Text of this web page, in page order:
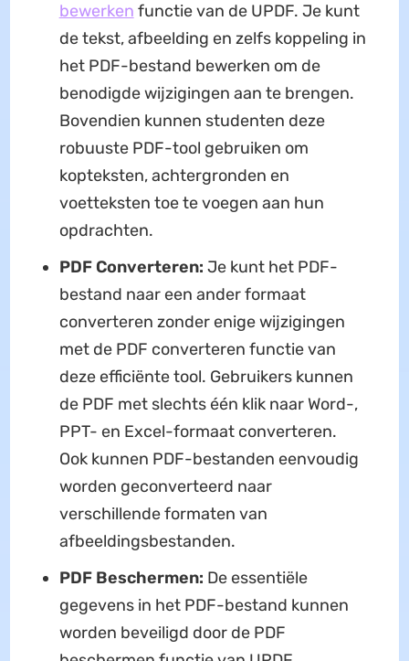
bewerken functie van de UPDF. Je kunt
de tekst, afbeelding en zelfs koppeling in
het PDF-bestand bewerken om de
benodigde wijzigingen aan te brengen.
Bovendien kunnen studenten deze
robuuste PDF-tool gebruiken om
kopteksten, achtergronden en
voetteksten toe te voegen aan hun
opdrachten.
PDF Converteren: Je kunt het PDF-
bestand naar een ander formaat
converteren zonder enige wijzigingen
met de PDF converteren functie van
deze efficiënte tool. Gebruikers kunnen
de PDF met slechts één klik naar Word-,
PPT- en Excel-formaat converteren.
Ook kunnen PDF-bestanden eenvoudig
worden geconverteerd naar
verschillende formaten van
afbeeldingsbestanden.
PDF Beschermen: De essentiële
gegevens in het PDF-bestand kunnen
worden beveiligd door de PDF